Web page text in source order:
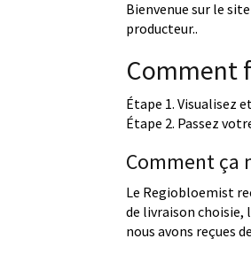
Bienvenue sur le
producteur..
Comment
Étape 1. Visualisez
Étape 2. Passez
Comment ça
Le Regiobloemist
de livraison choisie,
nous avons reçues